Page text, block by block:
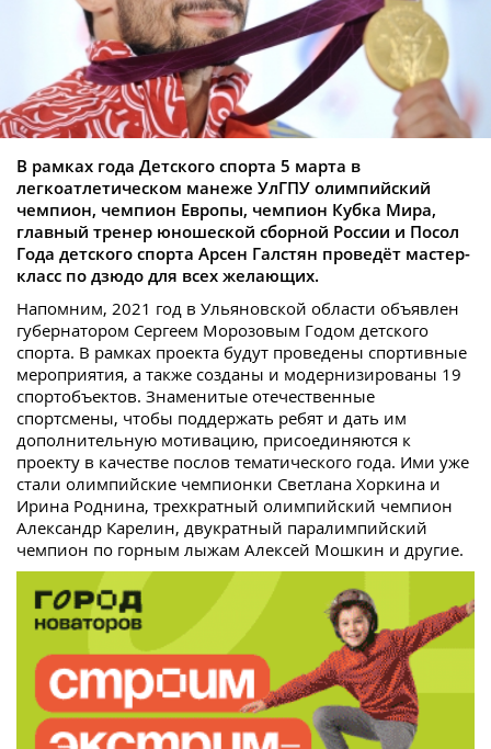
В рамках года Детского спорта 5 марта в
легкоатлетическом манеже УлГПУ олимпийский
чемпион, чемпион Европы, чемпион Кубка Мира,
главный тренер юношеской сборной России и Посол
Года детского спорта Арсен Галстян проведёт мастер-
класс по дзюдо для всех желающих.
Напомним, 2021 год в Ульяновской области объявлен
губернатором Сергеем Морозовым Годом детского
спорта. В рамках проекта будут проведены спортивные
мероприятия, а также созданы и модернизированы 19
спортобъектов. Знаменитые отечественные
спортсмены, чтобы поддержать ребят и дать им
дополнительную мотивацию, присоединяются к
проекту в качестве послов тематического года. Ими уже
стали олимпийские чемпионки Светлана Хоркина и
Ирина Роднина, трехкратный олимпийский чемпион
Александр Карелин, двукратный паралимпийский
чемпион по горным лыжам Алексей Мошкин и другие.